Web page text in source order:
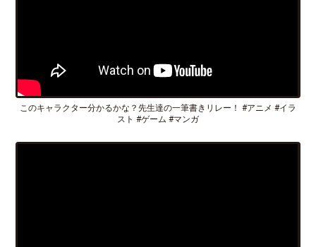
このキャラクター分かるかな？先生達の一筆書きリレー！ #アニメ #イラ
スト #ゲーム #マンガ